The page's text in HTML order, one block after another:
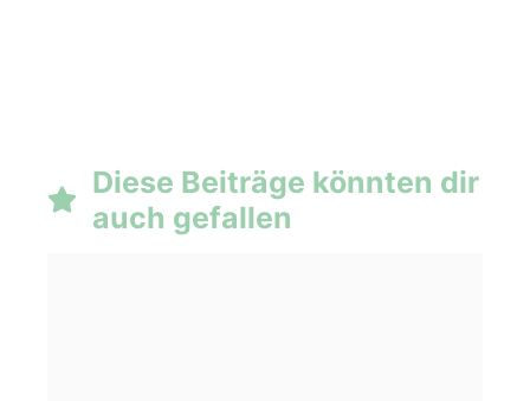
Diese Beiträge könnten dir
auch gefallen